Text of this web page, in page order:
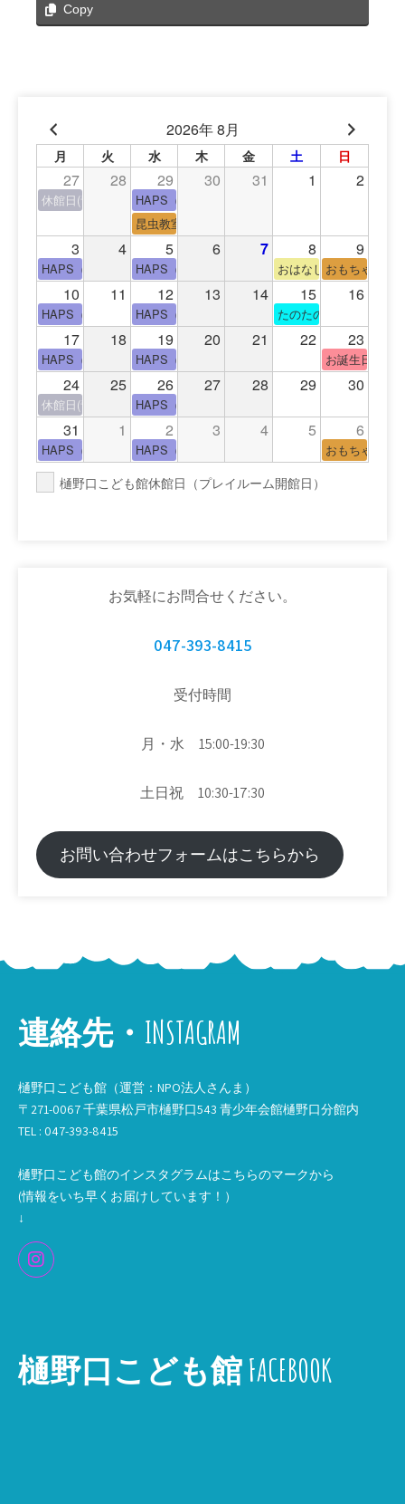
Copy
2026年 8月
月 火 水 木 金 土 日
27 28 29 30 31 1 2
休館日(青少年会館休館日)HAPS（中高生タイム）
昆虫教室
3 4 5 6 7 8 9
HAPS（中高生タイム）HAPS（中高生タイム） おはなし会おもちゃの広
10 11 12 13 14 15 16
HAPS（中高生タイム）HAPS（中高生タイム） たのたのサイエンス教
17 18 19 20 21 22 23
HAPS（中高生タイム）HAPS（中高生タイム） お誕生日(手形
24 25 26 27 28 29 30
休館日(青少年会館休館日)HAPS（中高生タイム）
31 1 2 3 4 5 6
HAPS（中高生タイム）HAPS（中高生タイム） おもちゃの広
樋野口こども館休館日（プレイルーム開館日）
お気軽にお問合せください。
047-393-8415
受付時間
月・水 15:00-19:30
土日祝 10:30-17:30
お問い合わせフォームはこちらから
連絡先・INSTAGRAM
樋野口こども館（運営：NPO法人さんま）
〒271-0067 千葉県松戸市樋野口543 青少年会館樋野口分館内
TEL : 047-393-8415
樋野口こども館のインスタグラムはこちらのマークから
(情報をいち早くお届けしています！）
↓
樋野口こども館 FACEBOOK